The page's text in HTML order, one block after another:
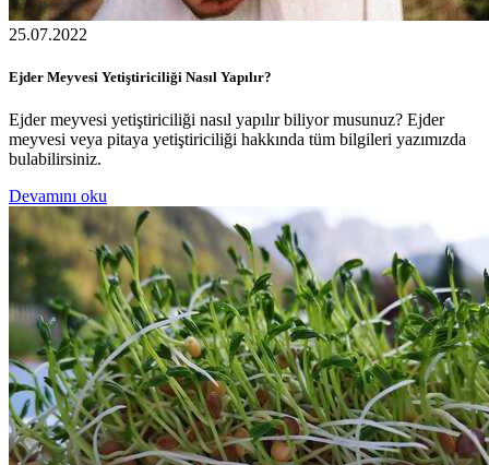
25.07.2022
Ejder Meyvesi Yetiştiriciliği Nasıl Yapılır?
Ejder meyvesi yetiştiriciliği nasıl yapılır biliyor musunuz? Ejder
meyvesi veya pitaya yetiştiriciliği hakkında tüm bilgileri yazımızda
bulabilirsiniz.
Devamını oku